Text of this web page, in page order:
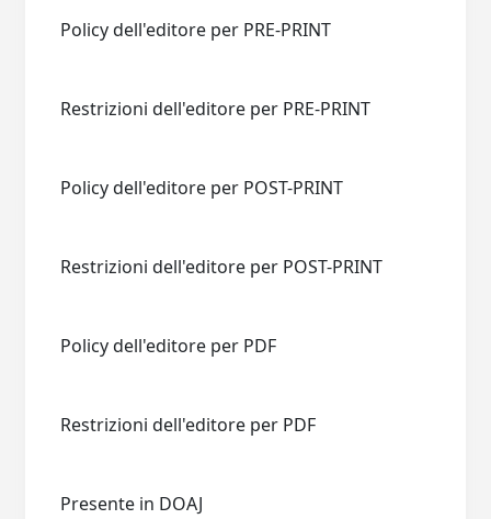
Policy dell'editore per PRE-PRINT
Restrizioni dell'editore per PRE-PRINT
Policy dell'editore per POST-PRINT
Restrizioni dell'editore per POST-PRINT
Policy dell'editore per PDF
Restrizioni dell'editore per PDF
Presente in DOAJ